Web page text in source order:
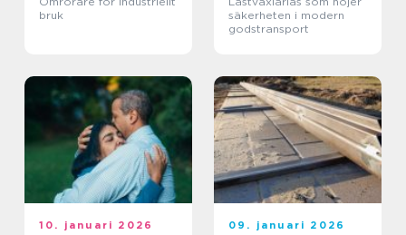
bruk
säkerheten i modern
godstransport
10. januari 2026 09. januari 2026